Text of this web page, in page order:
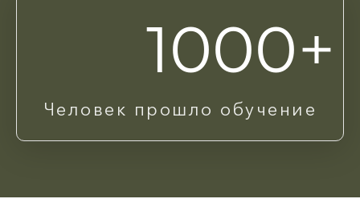
1000+
Человек прошло обучение